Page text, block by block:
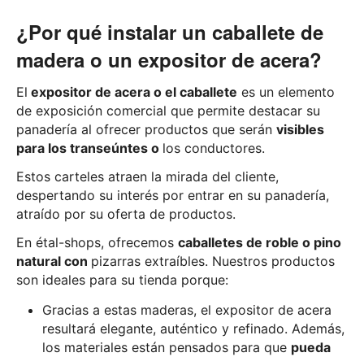
¿Por qué instalar un caballete de
madera o un expositor de acera?
El expositor de acera o el caballete es un elemento
de exposición comercial que permite destacar su
panadería al ofrecer productos que serán visibles
para los transeúntes o los conductores.
Estos carteles atraen la mirada del cliente,
despertando su interés por entrar en su panadería,
atraído por su oferta de productos.
En étal-shops, ofrecemos caballetes de roble o pino
natural con pizarras extraíbles. Nuestros productos
son ideales para su tienda porque:
Gracias a estas maderas, el expositor de acera
resultará elegante, auténtico y refinado. Además,
los materiales están pensados para que pueda